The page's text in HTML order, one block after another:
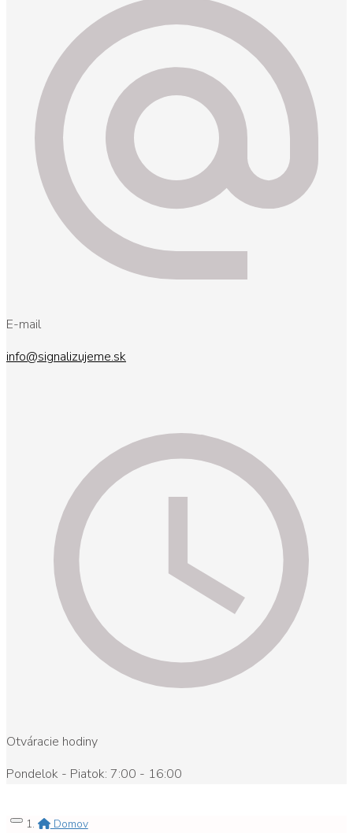
E-mail
info@signalizujeme.sk
Otváracie hodiny
Pondelok - Piatok: 7:00 - 16:00
Domov